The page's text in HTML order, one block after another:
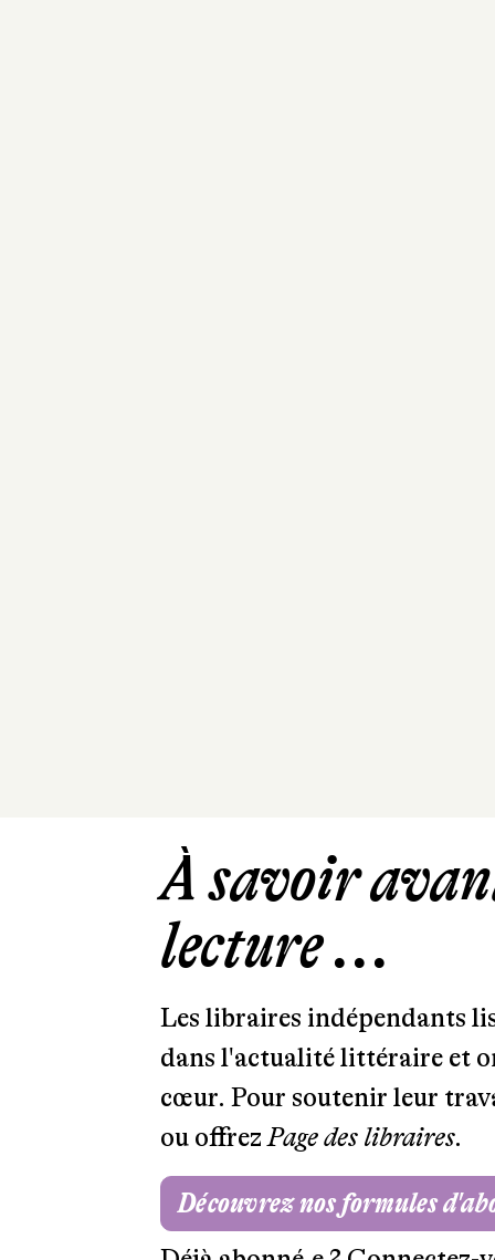
À savoir
lecture ...
Les libraires indépendants
dans l'actualité littéraire et
cœur. Pour soutenir leur
ou offrezPage des libraires.
Découvrez nos formules